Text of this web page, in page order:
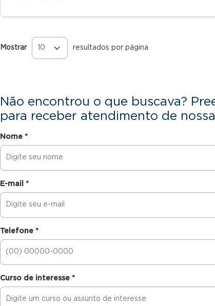
Mostrar resultados por página
Páginas
Não encontrou o que buscava?
para receber atendimento de
Nome *
E-mail *
Telefone *
Curso de interesse *